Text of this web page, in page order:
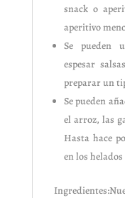
snack o
aperitivo
Se pueden
espesar
preparar un
Se pueden
el arroz, las
Hasta hace
en los